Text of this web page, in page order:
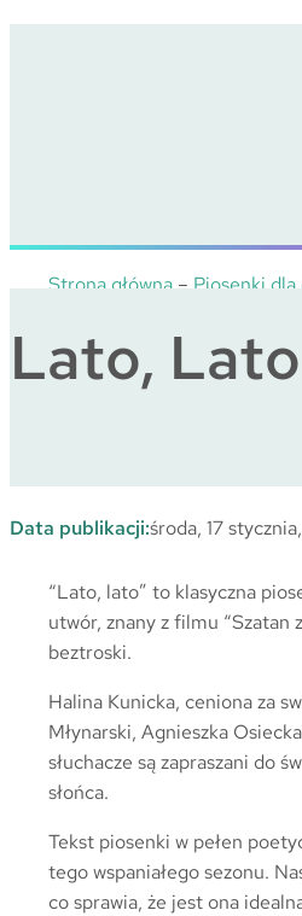
Przejdź
Strona główna–Piosenki dla
Lato,
Data publikacji:środa, 17
“Lato, lato” to klasyczna
utwór, znany z filmu “Szatan
beztroski.
Halina Kunicka, ceniona za
Młynarski, Agnieszka
słuchacze są zapraszani do
słońca.
Tekst piosenki w pełen
tego wspaniałego sezonu.
co sprawia, że jest ona